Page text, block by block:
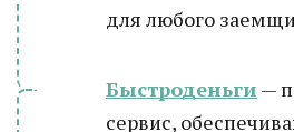
для любого
Быстроденьги —
сервис,